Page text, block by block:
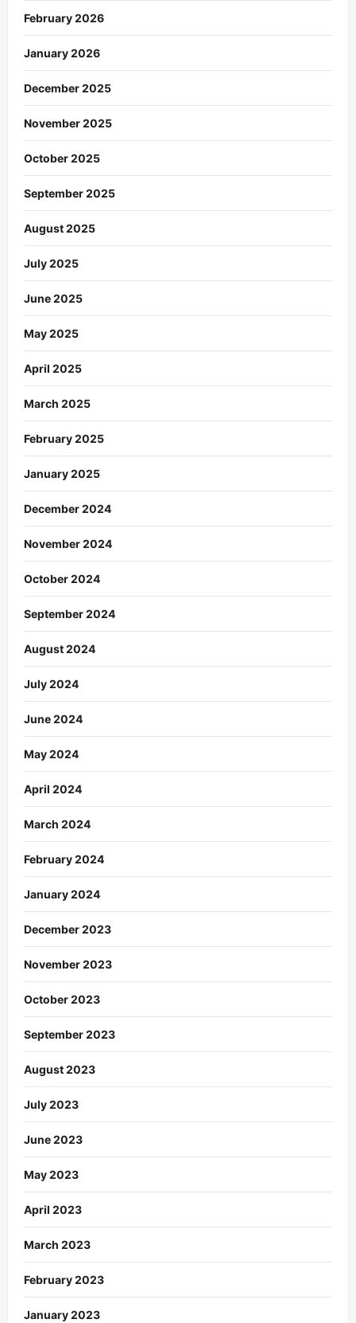
February 2026
January 2026
December 2025
November 2025
October 2025
September 2025
August 2025
July 2025
June 2025
May 2025
April 2025
March 2025
February 2025
January 2025
December 2024
November 2024
October 2024
September 2024
August 2024
July 2024
June 2024
May 2024
April 2024
March 2024
February 2024
January 2024
December 2023
November 2023
October 2023
September 2023
August 2023
July 2023
June 2023
May 2023
April 2023
March 2023
February 2023
January 2023